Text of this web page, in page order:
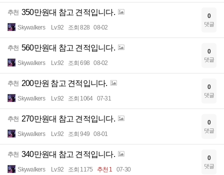
추천 350만원대 참고 견적입니다.
Skywalkers Lv.92 조회 828 08-02
0
댓글
추천 560만원대 참고 견적입니다.
Skywalkers Lv.92 조회 698 08-02
0
댓글
추천 200만원 참고 견적입니다.
Skywalkers Lv.92 조회 1064 07-31
0
댓글
추천 270만원대 참고 견적입니다.
Skywalkers Lv.92 조회 949 08-01
0
댓글
추천 340만원대 참고 견적입니다.
Skywalkers Lv.92 조회 1175 추천 1 07-30
0
댓글